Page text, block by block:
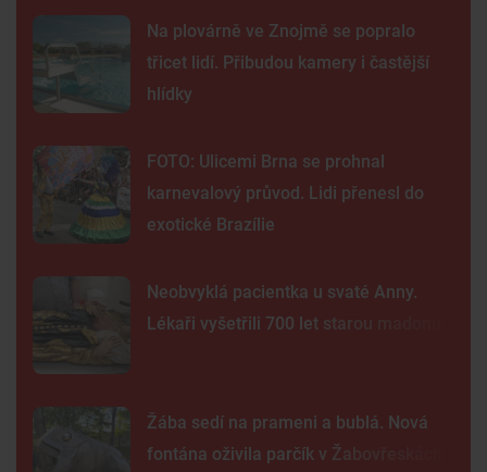
Na plovárně ve Znojmě se popralo
třicet lidí. Přibudou kamery i častější
hlídky
FOTO: Ulicemi Brna se prohnal
karnevalový průvod. Lidi přenesl do
exotické Brazílie
Neobvyklá pacientka u svaté Anny.
Lékaři vyšetřili 700 let starou madonu
Žába sedí na prameni a bublá. Nová
fontána oživila parčík v Žabovřeskách